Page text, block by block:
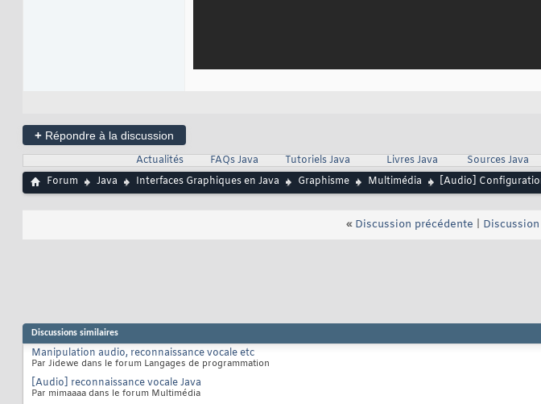
+ Répondre à la discussion
Actualités
FAQs Java Tutoriels Java Livres Java Sources Java
Forum
Java Interfaces Graphiques en Java Graphisme Multimédia [Audio]
« Discussion précédente
Discussions similaires
Manipulation audio, reconnaissance vocale etc
Par Jidewe dans le forum Langages de programmation
[Audio] reconnaissance vocale Java
Par mimaaaa dans le forum Multimédia